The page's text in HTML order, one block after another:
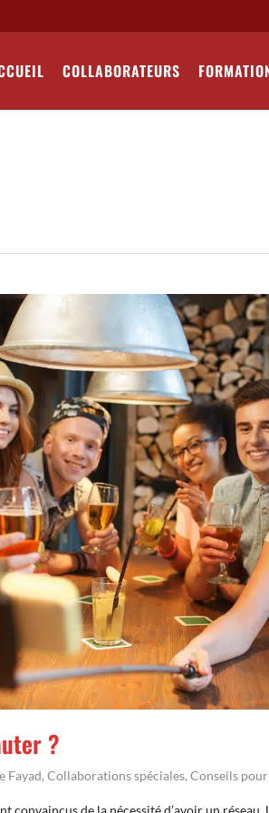
COLLABORATEURS
?
Fayad, Collaborations spéciales, Conseils
convaincus de la nécessité d’avoir un réseau.